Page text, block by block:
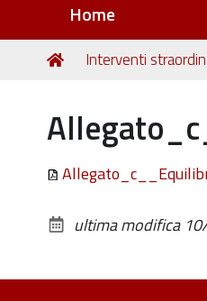
Home
Tu
Home
Interventi
ultima modifica